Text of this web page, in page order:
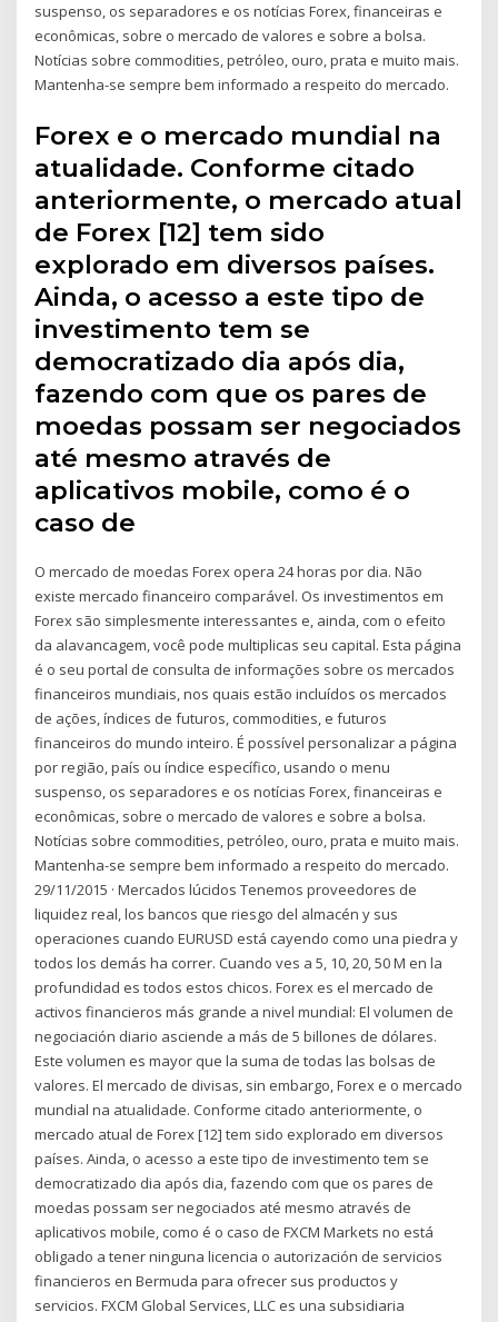
suspenso, os separadores e os notícias Forex, financeiras e
econômicas, sobre o mercado de valores e sobre a bolsa.
Notícias sobre commodities, petróleo, ouro, prata e muito mais.
Mantenha-se sempre bem informado a respeito do mercado.
Forex e o mercado mundial na
atualidade. Conforme citado
anteriormente, o mercado atual
de Forex [12] tem sido
explorado em diversos países.
Ainda, o acesso a este tipo de
investimento tem se
democratizado dia após dia,
fazendo com que os pares de
moedas possam ser negociados
até mesmo através de
aplicativos mobile, como é o
caso de
O mercado de moedas Forex opera 24 horas por dia. Não
existe mercado financeiro comparável. Os investimentos em
Forex são simplesmente interessantes e, ainda, com o efeito
da alavancagem, você pode multiplicas seu capital. Esta página
é o seu portal de consulta de informações sobre os mercados
financeiros mundiais, nos quais estão incluídos os mercados
de ações, índices de futuros, commodities, e futuros
financeiros do mundo inteiro. É possível personalizar a página
por região, país ou índice específico, usando o menu
suspenso, os separadores e os notícias Forex, financeiras e
econômicas, sobre o mercado de valores e sobre a bolsa.
Notícias sobre commodities, petróleo, ouro, prata e muito mais.
Mantenha-se sempre bem informado a respeito do mercado.
29/11/2015 · Mercados lúcidos Tenemos proveedores de
liquidez real, los bancos que riesgo del almacén y sus
operaciones cuando EURUSD está cayendo como una piedra y
todos los demás ha correr. Cuando ves a 5, 10, 20, 50 M en la
profundidad es todos estos chicos. Forex es el mercado de
activos financieros más grande a nivel mundial: El volumen de
negociación diario asciende a más de 5 billones de dólares.
Este volumen es mayor que la suma de todas las bolsas de
valores. El mercado de divisas, sin embargo, Forex e o mercado
mundial na atualidade. Conforme citado anteriormente, o
mercado atual de Forex [12] tem sido explorado em diversos
países. Ainda, o acesso a este tipo de investimento tem se
democratizado dia após dia, fazendo com que os pares de
moedas possam ser negociados até mesmo através de
aplicativos mobile, como é o caso de FXCM Markets no está
obligado a tener ninguna licencia o autorización de servicios
financieros en Bermuda para ofrecer sus productos y
servicios. FXCM Global Services, LLC es una subsidiaria